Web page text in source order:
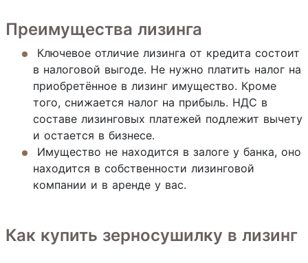
Преимущества лизинга
Ключевое отличие лизинга от кредита состоит
в налоговой выгоде. Не нужно платить налог на
приобретённое в лизинг имущество. Кроме
того, снижается налог на прибыль. НДС в
составе лизинговых платежей подлежит вычету
и остается в бизнесе.
Имущество не находится в залоге у банка, оно
находится в собственности лизинговой
компании и в аренде у вас.
Как купить зерносушилку в лизинг